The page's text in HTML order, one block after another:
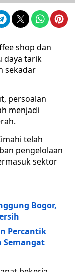
shop dan
daya tarik
sekadar
persoalan
menjadi
telah
pengelolaan
sektor
Bogor,
Percantik
Semangat